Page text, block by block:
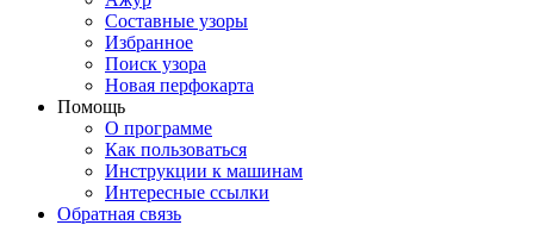
Составные узоры
Избранное
Поиск узора
Новая перфокарта
Помощь
О программе
Как пользоваться
Инструкции к машинам
Интересные ссылки
Обратная связь